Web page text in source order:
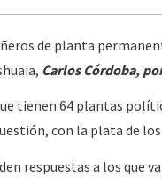
de planta
Carlos Córdoba,
tienen 64 plantas
con la plata de
respuestas a los que